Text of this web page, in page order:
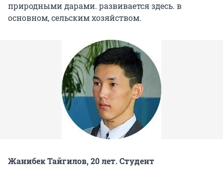
природными дарами. развивается здесь. в
основном, сельским хозяйством.
Жанибек Тайгилов, 20 лет. Студент